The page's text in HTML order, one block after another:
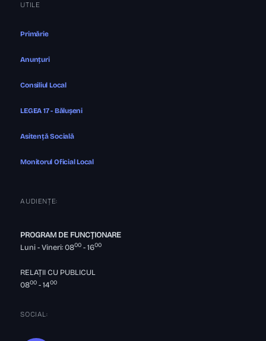
UTILE
Primărie
Anunțuri
Consiliul Local
LEGEA 17 - Bălușeni
Asitență Socială
Monitorul Oficial Local
AUDIENȚE:
PROGRAM DE FUNCȚIONARE
Luni - Vineri: 0800 - 1600
RELAȚII CU PUBLICUL
0800 - 1400
SOCIAL: